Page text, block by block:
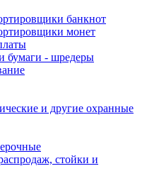
банкнот
монет
бумаги - шредеры
и другие охранные
стойки и